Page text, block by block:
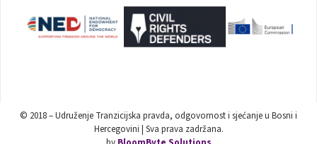
© 2018 – Udruženje Tranzicijska pravda, odgovornost i sjećanje u Bosni i
Hercegovini | Sva prava zadržana.